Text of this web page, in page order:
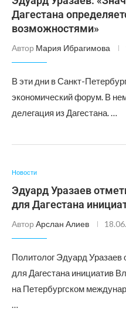
Дагестана
возможностями»
Автор Мария Ибрагимова
В эти дни в Санкт-
экономический форум. В
делегация из Дагестана. …
Новости
Эдуард Уразаев
для Дагестана
Автор Арслан Алиев
Политолог Эдуард Уразаев
для Дагестана инициатив
на Петербургском
…